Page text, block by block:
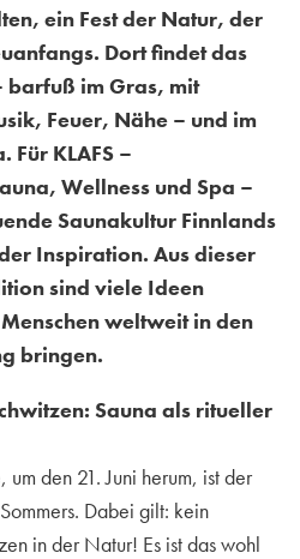
ein Fest der Natur, der
Dort findet das
barfuß im Gras, mit
Feuer, Nähe – und im
Für KLAFS –
Wellness und Spa –
Saunakultur Finnlands
Inspiration. Aus dieser
sind viele Ideen
weltweit in den
bringen.
Sauna als ritueller
den 21. Juni herum, ist der
Dabei gilt: kein
in der Natur! Es ist das wohl